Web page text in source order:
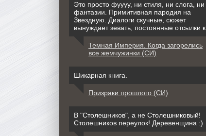
Это просто фуууу, ни стиля, ни слога, ни
фантазии. Примитивная пародия на
Звездную. Диалоги скучные, сюжет
вынуждает зевать, постоянные отсылки к
Темная Империя. Когда загорелись
все жемчужинки (СИ)
Шикарная книга.
Призраки прошлого (СИ)
В "Столешников", а не Столешниковый!
Столешников переулок! Деревенщина :)